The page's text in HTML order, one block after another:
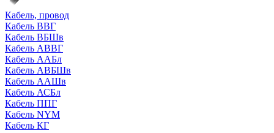
Кабель, провод
Кабель ВВГ
Кабель ВБШв
Кабель АВВГ
Кабель ААБл
Кабель АВБШв
Кабель ААШв
Кабель АСБл
Кабель ППГ
Кабель NYM
Кабель КГ